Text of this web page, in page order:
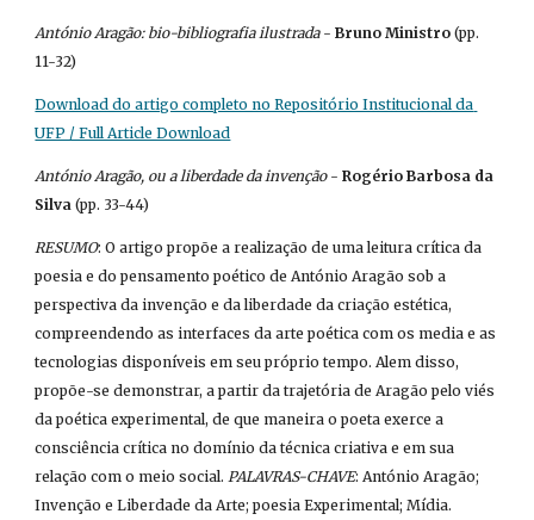
António Aragão: bio-bibliografia ilustrada - Bruno Ministro (pp.
11-32)
Download do artigo completo no Repositório Institucional da
UFP / Full Article Download
António Aragão, ou a liberdade da invenção - Rogério Barbosa da
Silva (pp. 33-44)
RESUMO: O artigo propõe a realização de uma leitura crítica da
poesia e do pensamento poético de António Aragão sob a
perspectiva da invenção e da liberdade da criação estética,
compreendendo as interfaces da arte poética com os media e as
tecnologias disponíveis em seu próprio tempo. Alem disso,
propõe-se demonstrar, a partir da trajetória de Aragão pelo viés
da poética experimental, de que maneira o poeta exerce a
consciência crítica no domínio da técnica criativa e em sua
relação com o meio social. PALAVRAS-CHAVE: António Aragão;
Invenção e Liberdade da Arte; poesia Experimental; Mídia.